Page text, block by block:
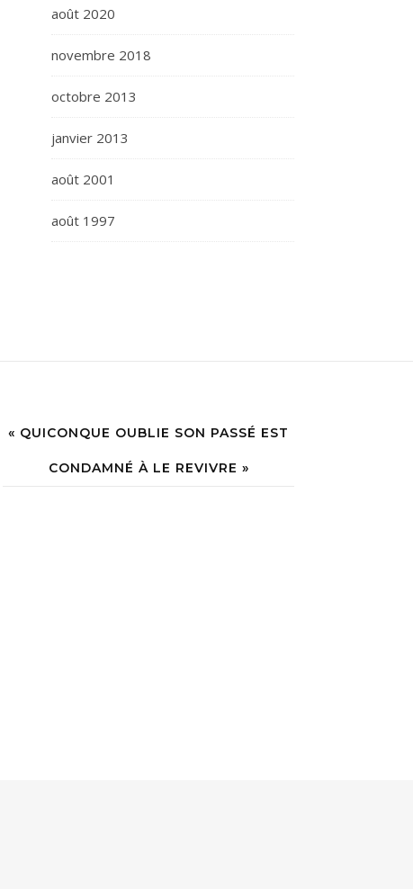
août 2020
novembre 2018
octobre 2013
janvier 2013
août 2001
août 1997
« QUICONQUE OUBLIE SON PASSÉ EST
CONDAMNÉ À LE REVIVRE »